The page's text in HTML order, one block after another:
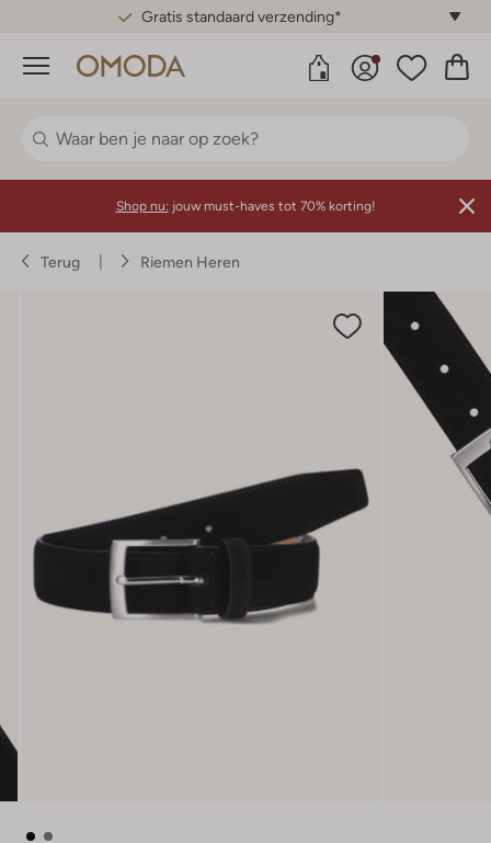
Gratis standaard verzending*
Menu
Shop nu: jouw must-haves tot 70% korting!
Terug Riemen Heren